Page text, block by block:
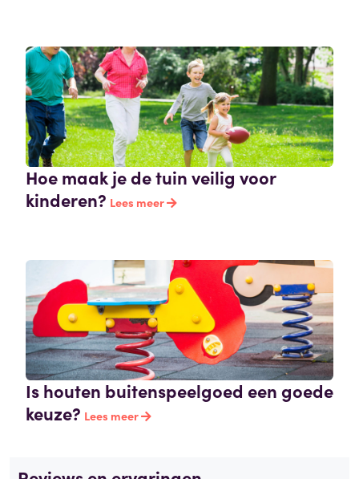
Hoe maak je de tuin veilig voor
kinderen? Lees meer
Is houten buitenspeelgoed een goede
keuze? Lees meer